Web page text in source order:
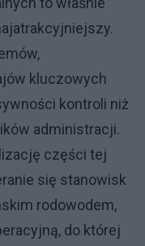
kluczowych
kontroli niż
administracji.
części tej
się stanowisk
rodowodem,
do której